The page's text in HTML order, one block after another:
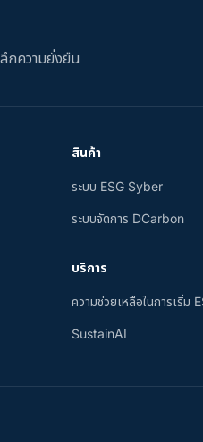
กความยั่งยืน
สินค้า
ระบบ ESG Syber
ระบบจัดการ DCarbon
บริการ
ความช่วยเหลือในการเริ่ม
SustainAI